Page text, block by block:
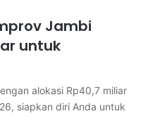
Jambi
untuk
alokasi Rp40,7 miliar
siapkan diri Anda untuk